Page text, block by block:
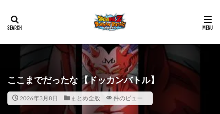
ここまでだったな 【ドッカンバトル】
2026年3月8日 まとめ全般 件のビュー